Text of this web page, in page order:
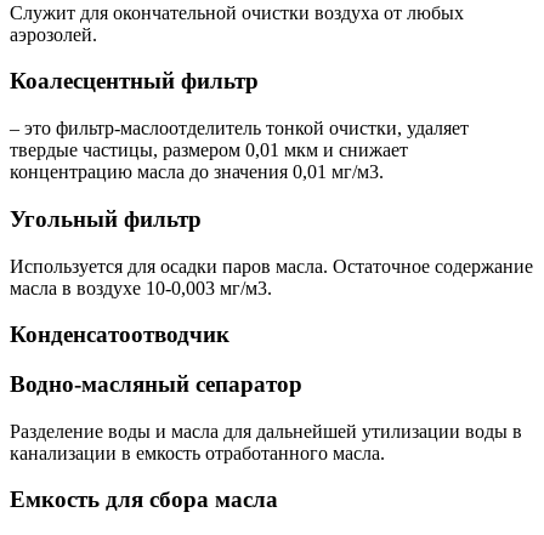
Служит для окончательной очистки воздуха от любых
аэрозолей.
Коалесцентный фильтр
– это фильтр-маслоотделитель тонкой очистки, удаляет
твердые частицы, размером 0,01 мкм и снижает
концентрацию масла до значения 0,01 мг/м3.
Угольный фильтр
Используется для осадки паров масла. Остаточное содержание
масла в воздухе 10-0,003 мг/м3.
Конденсатоотводчик
Водно-масляный сепаратор
Разделение воды и масла для дальнейшей утилизации воды в
канализации в емкость отработанного масла.
Емкость для сбора масла